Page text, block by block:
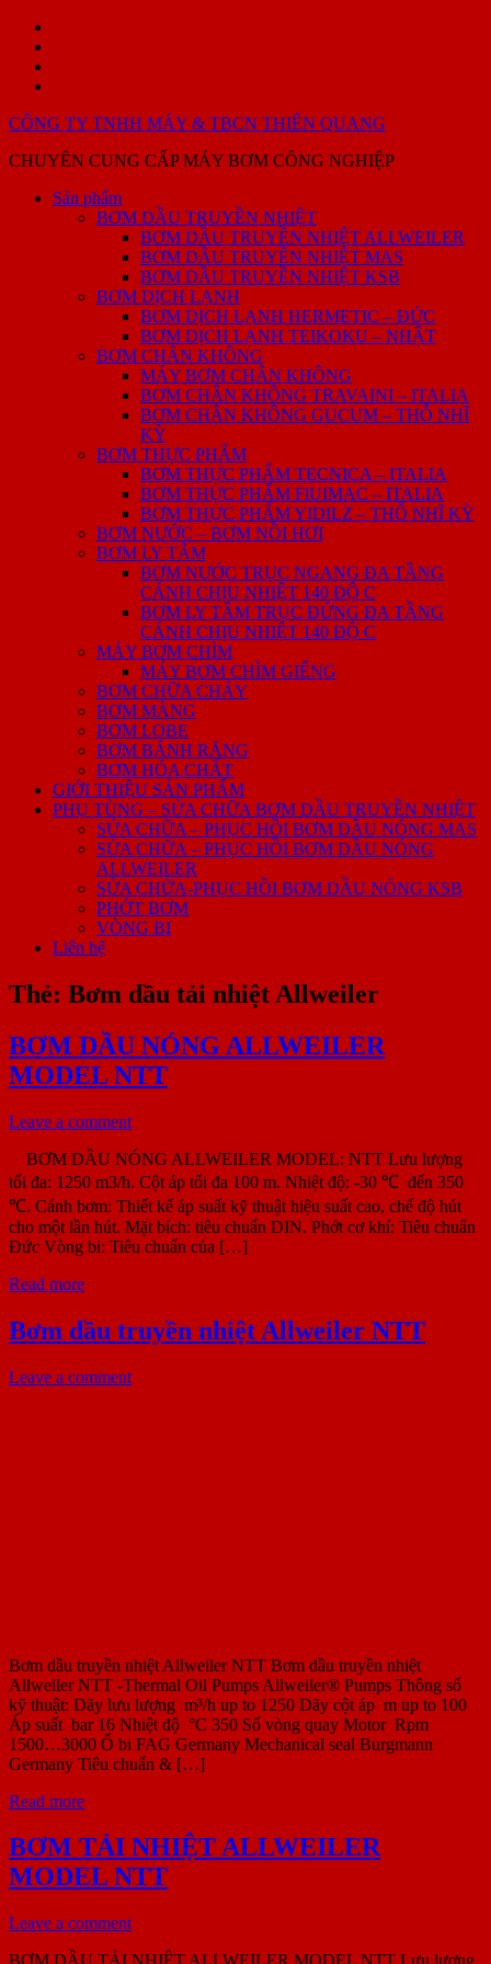
Skip
content
SỬA
BƠM
TRUYỀN
NHIỆT
CÔNG TY TNHH MÁY & TBCN THIÊN QUANG
CHUYÊN CUNG CẤP MÁY BƠM CÔNG NGHIỆP
Sản phẩm
BƠM DẦU TRUYỀN NHIỆT
BƠM DẦU TRUYỀN NHIỆT ALLWEILER
BƠM DẦU TRUYỀN NHIỆT MAS
BƠM DẦU TRUYỀN NHIỆT KSB
BƠM DỊCH LẠNH
BƠM DỊCH LẠNH HERMETIC – ĐỨC
BƠM DỊCH LẠNH TEIKOKU – NHẬT
BƠM CHÂN KHÔNG
MÁY BƠM CHÂN KHÔNG
BƠM CHÂN KHÔNG TRAVAINI – ITALIA
BƠM CHÂN KHÔNG GUCUM – THỖ NHĨ
KỲ
BƠM THỰC PHẨM
BƠM THỰC PHẨM TECNICA – ITALIA
BƠM THỰC PHẨM FlUIMAC – ITALIA
BƠM THỰC PHẨM YIDILZ – THỖ NHĨ KỲ
BƠM NƯỚC – BƠM NỒI HƠI
BƠM LY TÂM
BƠM NƯỚC TRỤC NGANG ĐA TẦNG
CÁNH CHỊU NHIỆT 140 ĐỘ C
BƠM LY TÂM TRỤC ĐỨNG ĐA TẦNG
CÁNH CHỊU NHIỆT 140 ĐỘ C
MÁY BƠM CHÌM
MÁY BƠM CHÌM GIẾNG
BƠM CHỮA CHÁY
BƠM MÀNG
BƠM LOBE
BƠM BÁNH RĂNG
BƠM HÓA CHẤT
GIỚI THIỆU SẢN PHẨM
PHỤ TÙNG – SỬA CHỮA BƠM DẦU TRUYỀN NHIỆT
SỬA CHỮA – PHỤC HỒI BƠM DẦU NÓNG MAS
SỬA CHỮA – PHỤC HỒI BƠM DẦU NÓNG
ALLWEILER
SỬA CHỮA-PHỤC HỒI BƠM DẦU NÓNG KSB
PHỚT BƠM
VÒNG BI
Liên hệ
Thẻ: Bơm dầu tải nhiệt Allweiler
BƠM DẦU NÓNG ALLWEILER
MODEL NTT
Leave a comment
BƠM DẦU NÓNG ALLWEILER MODEL: NTT Lưu lượng
tối đa: 1250 m3/h. Cột áp tối đa 100 m. Nhiệt độ: -30 ℃ đến 350
℃. Cánh bơm: Thiết kế áp suất kỹ thuật hiệu suất cao, chế độ hút
cho một lần hút. Mặt bích: tiêu chuẩn DIN. Phớt cơ khí: Tiêu chuẩn
Đức Vòng bi: Tiêu chuẩn của […]
Read more
Bơm dầu truyền nhiệt Allweiler NTT
Leave a comment
Bơm dầu truyền nhiệt Allweiler NTT Bơm dầu truyền nhiệt
Allweiler NTT -Thermal Oil Pumps Allweiler® Pumps Thông số
kỹ thuật: Dãy lưu lượng m³/h up to 1250 Dãy cột áp m up to 100
Áp suất bar 16 Nhiệt độ °C 350 Số vòng quay Motor Rpm
1500…3000 Ổ bi FAG Germany Mechanical seal Burgmann
Germany Tiêu chuẩn & […]
Read more
BƠM TẢI NHIỆT ALLWEILER
MODEL NTT
Leave a comment